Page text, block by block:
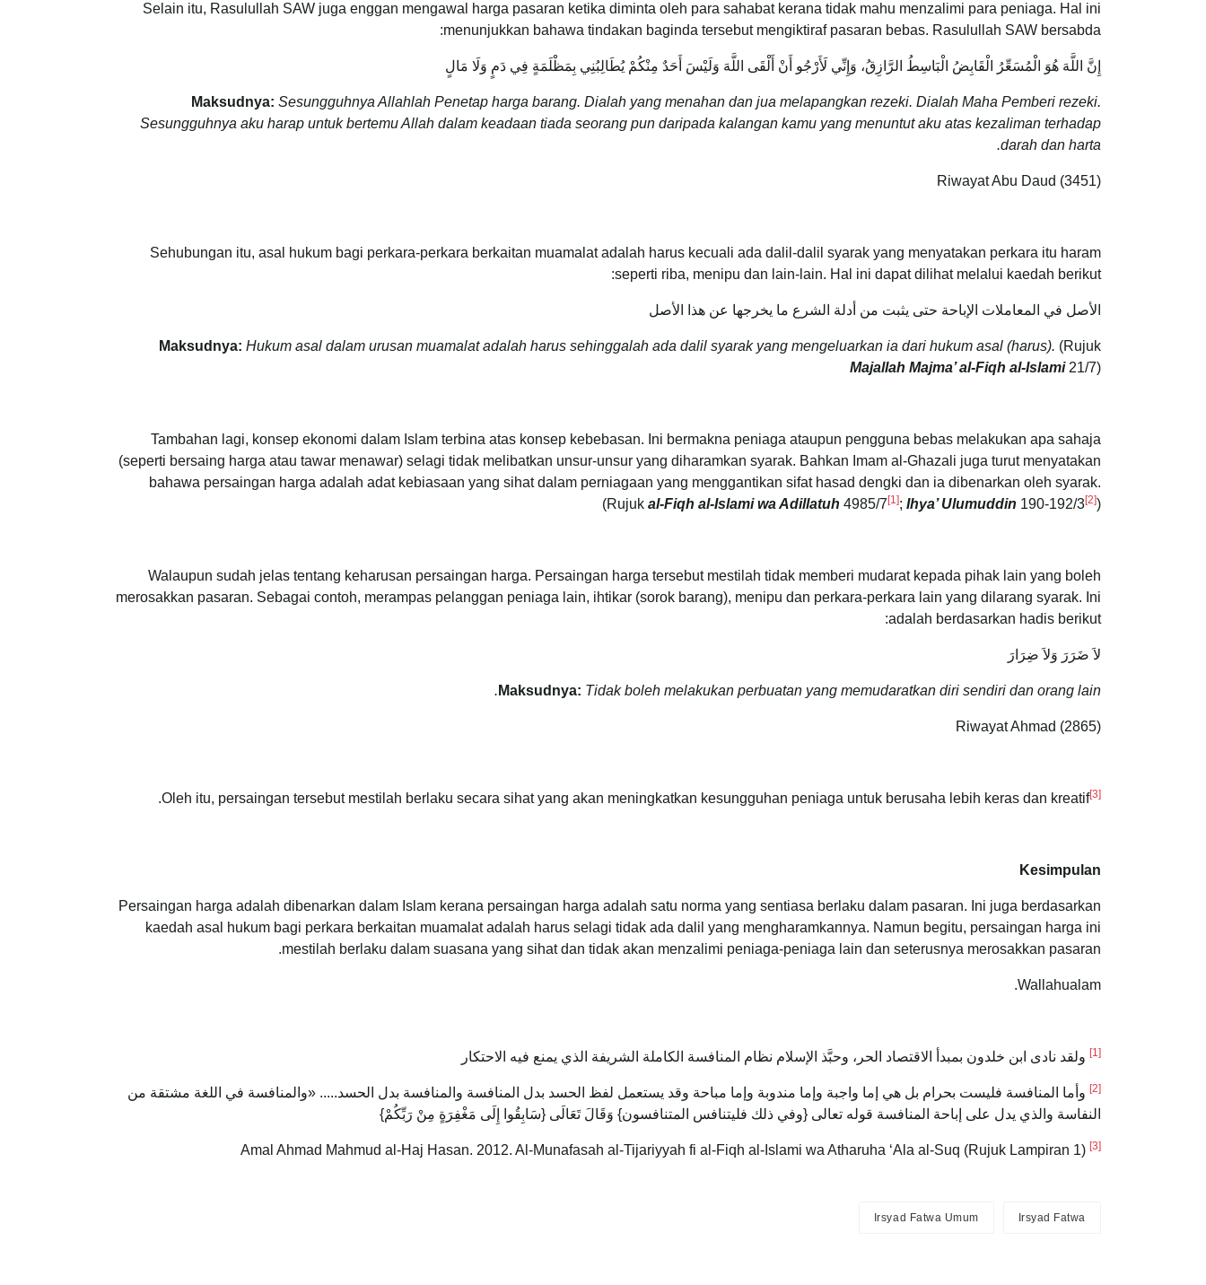
Selain itu, Rasulullah SAW juga enggan mengawal harga pasaran ketika diminta oleh para sahabat kerana tidak mahu menzalimi para peniaga. Hal ini
menunjukkan bahawa tindakan baginda tersebut mengiktiraf pasaran bebas. Rasulullah SAW bersabda:
إِنَّ اللَّهَ هُوَ الْمُسَعِّرُ الْقَابِضُ الْبَاسِطُ الرَّازِقُ، وَإِنِّي لَأَرْجُو أَنْ أَلْقَى اللَّهَ وَلَيْسَ أَحَدٌ مِنْكُمْ يُطَالِبُنِي بِمَظْلَمَةٍ فِي دَمٍ وَلَا مَالٍ
Maksudnya: Sesungguhnya Allahlah Penetap harga barang. Dialah yang menahan dan jua melapangkan rezeki. Dialah Maha Pemberi rezeki.
Sesungguhnya aku harap untuk bertemu Allah dalam keadaan tiada seorang pun daripada kalangan kamu yang menuntut aku atas kezaliman terhadap
darah dan harta.
Riwayat Abu Daud (3451)
Sehubungan itu, asal hukum bagi perkara-perkara berkaitan muamalat adalah harus kecuali ada dalil-dalil syarak yang menyatakan perkara itu haram
seperti riba, menipu dan lain-lain. Hal ini dapat dilihat melalui kaedah berikut:
الأصل ‌في ‌المعاملات ‌الإباحة حتى يثبت من أدلة الشرع ما يخرجها عن هذا الأصل
Maksudnya: Hukum asal dalam urusan muamalat adalah harus sehinggalah ada dalil syarak yang mengeluarkan ia dari hukum asal (harus). (Rujuk
Majallah Majma’ al-Fiqh al-Islami21/7)
Tambahan lagi, konsep ekonomi dalam Islam terbina atas konsep kebebasan. Ini bermakna peniaga ataupun pengguna bebas melakukan apa sahaja
(seperti bersaing harga atau tawar menawar) selagi tidak melibatkan unsur-unsur yang diharamkan syarak. Bahkan Imam al-Ghazali juga turut menyatakan
bahawa persaingan harga adalah adat kebiasaan yang sihat dalam perniagaan yang menggantikan sifat hasad dengki dan ia dibenarkan oleh syarak.
(Rujuk al-Fiqh al-Islami wa Adillatuh 4985/7 [1]; Ihya’ Ulumuddin 190-192/3[2])
Walaupun sudah jelas tentang keharusan persaingan harga. Persaingan harga tersebut mestilah tidak memberi mudarat kepada pihak lain yang boleh
merosakkan pasaran. Sebagai contoh, merampas pelanggan peniaga lain, ihtikar (sorok barang), menipu dan perkara-perkara lain yang dilarang syarak. Ini
adalah berdasarkan hadis berikut:
لاَ ضَرَرَ وَلاَ ضِرَارَ
Maksudnya: Tidak boleh melakukan perbuatan yang memudaratkan diri sendiri dan orang lain.
Riwayat Ahmad (2865)
Oleh itu, persaingan tersebut mestilah berlaku secara sihat yang akan meningkatkan kesungguhan peniaga untuk berusaha lebih keras dan kreatif[3]
.
Kesimpulan
Persaingan harga adalah dibenarkan dalam Islam kerana persaingan harga adalah satu norma yang sentiasa berlaku dalam pasaran. Ini juga berdasarkan
kaedah asal hukum bagi perkara berkaitan muamalat adalah harus selagi tidak ada dalil yang mengharamkannya. Namun begitu, persaingan harga ini
mestilah berlaku dalam suasana yang sihat dan tidak akan menzalimi peniaga-peniaga lain dan seterusnya merosakkan pasaran.
Wallahualam.
[1] ولقد نادى ابن خلدون بمبدأ الاقتصاد الحر، وحبَّذ الإسلام نظام ‌المنافسة الكاملة الشريفة الذي يمنع فيه الاحتكار
[2]
وأما المنافسة فليست بحرام بل هي إما واجبة وإما مندوبة وإما مباحة وقد يستعمل لفظ الحسد بدل المنافسة والمنافسة بدل الحسد..... «والمنافسة في اللغة مشتقة من
النفاسة والذي يدل على إباحة المنافسة قوله تعالى {وفي ذلك فليتنافس المتنافسون} وَقَالَ تَعَالَى {سَابِقُوا إِلَى مَغْفِرَةٍ مِنْ رَبِّكُمْ}
[3]
Irsyad Fatwa
Irsyad Fatwa Umum